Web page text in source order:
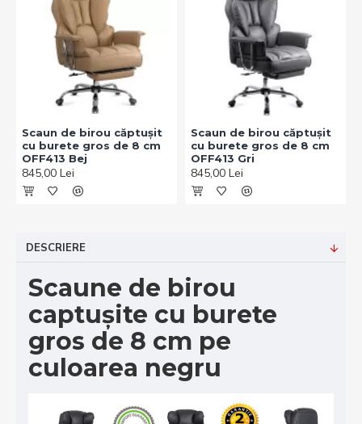
Scaun de birou căptușit
cu burete gros de 8 cm
OFF413 Bej
845,00 Lei
Scaun de birou căptușit
cu burete gros de 8 cm
OFF413 Gri
845,00 Lei
DESCRIERE
Scaune de birou
captușite cu burete
gros de 8 cm pe
culoarea negru